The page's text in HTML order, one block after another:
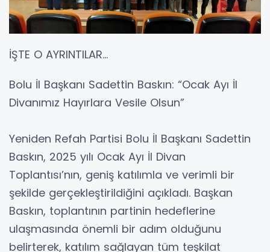
İŞTE O AYRINTILAR...
Bolu İl Başkanı Sadettin Baskın: “Ocak Ayı İl
Divanımız Hayırlara Vesile Olsun”
Yeniden Refah Partisi Bolu İl Başkanı Sadettin
Baskın, 2025 yılı Ocak Ayı İl Divan
Toplantısı’nın, geniş katılımla ve verimli bir
şekilde gerçekleştirildiğini açıkladı. Başkan
Baskın, toplantının partinin hedeflerine
ulaşmasında önemli bir adım olduğunu
belirterek, katılım sağlayan tüm teşkilat